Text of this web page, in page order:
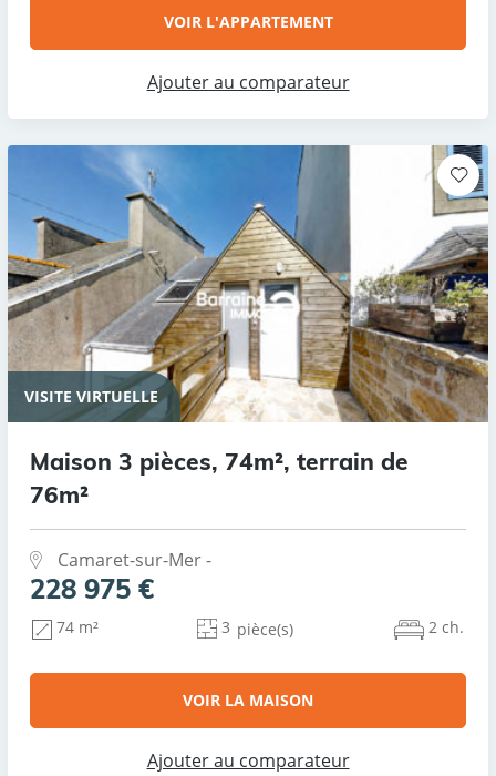
VOIR L'APPARTEMENT
Ajouter au comparateur
VISITE VIRTUELLE
Maison 3 pièces, 74m², terrain de
76m²
Camaret-sur-Mer -
228 975 €
74 m² 3 pièce(s) 2 ch.
VOIR LA MAISON
Ajouter au comparateur